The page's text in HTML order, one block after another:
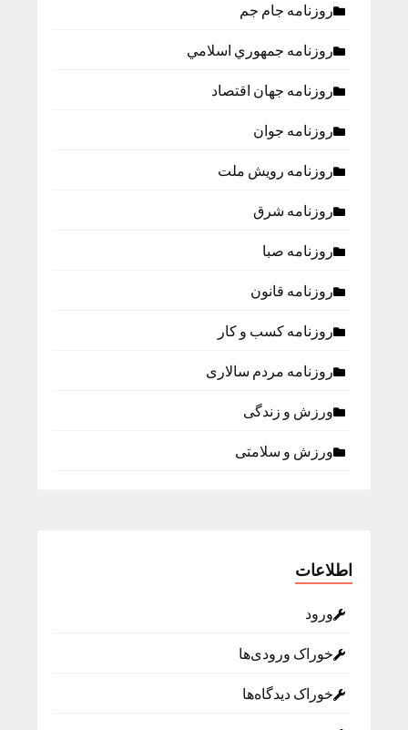
روزنامه جام جم
روزنامه جمهوري اسلامي
روزنامه جهان اقتصاد
روزنامه جوان
روزنامه رویش ملت
روزنامه شرق
روزنامه صبا
روزنامه قانون
روزنامه كسب و كار
روزنامه مردم سالاری
ورزش و زندگی
ورزش و سلامتی
اطلاعات
ورود
خوراک ورودی‌ها
خوراک دیدگاه‌ها